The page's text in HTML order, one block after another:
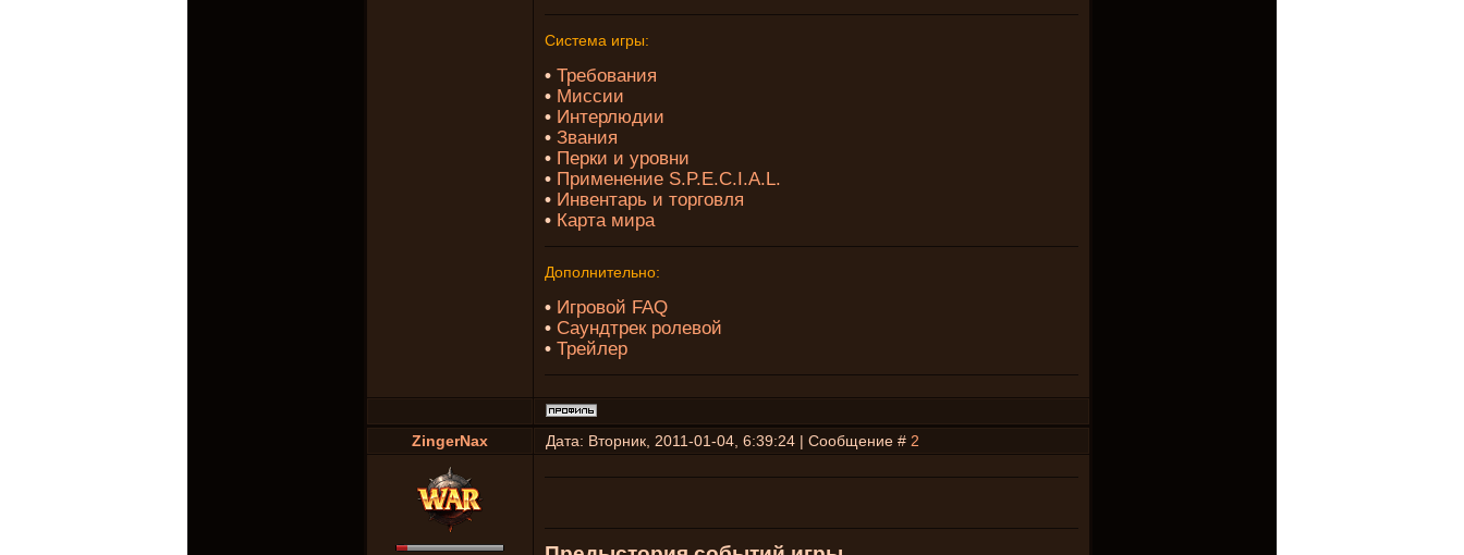
Система игры:
• Требования
• Миссии
• Интерлюдии
• Звания
• Перки и уровни
• Применение S.P.E.C.I.A.L.
• Инвентарь и торговля
• Карта мира
Дополнительно:
• Игровой FAQ
• Саундтрек ролевой
• Трейлер
ZingerNax Дата: Вторник, 2011-01-04, 6:39:24 | Сообщение # 2